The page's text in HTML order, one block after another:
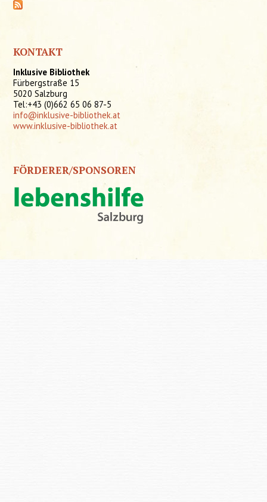
KONTAKT
Inklusive Bibliothek
Fürbergstraße 15
5020 Salzburg
Tel:+43 (0)662 65 06 87-5
info@inklusive-bibliothek.at
www.inklusive-bibliothek.at
FÖRDERER/SPONSOREN